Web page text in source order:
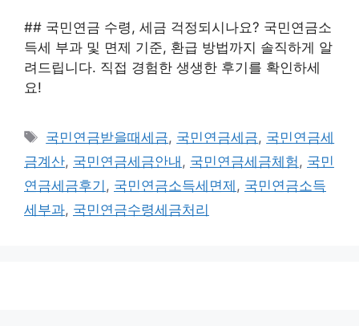
## 국민연금 수령, 세금 걱정되시나요? 국민연금소
득세 부과 및 면제 기준, 환급 방법까지 솔직하게 알
려드립니다. 직접 경험한 생생한 후기를 확인하세
요!
태
그
국민연금받을때세금, 국민연금세금, 국민연금세
금계산, 국민연금세금안내 , 국민연금세금체험 , 국민
연금세금후기 , 국민연금소득세면제 , 국민연금소득
세부과, 국민연금수령세금처리